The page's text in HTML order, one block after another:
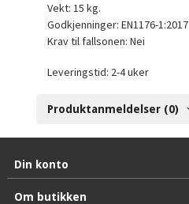
Vekt: 15 kg.
Godkjenninger: EN1176-1:2017
Krav til fallsonen: Nei
Leveringstid: 2-4 uker
Produktanmeldelser (0)
Din konto
Om butikken